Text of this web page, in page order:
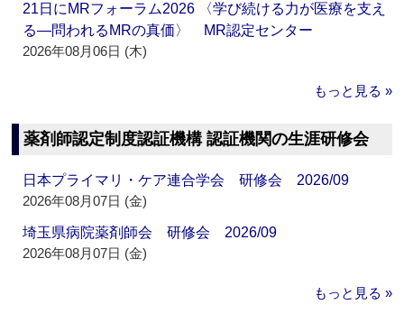
21日にMRフォーラム2026 〈学び続ける力が医療を支え
る―問われるMRの真価〉 MR認定センター
2026年08月06日 (木)
もっと見る »
薬剤師認定制度認証機構 認証機関の生涯研修会
日本プライマリ・ケア連合学会 研修会 2026/09
2026年08月07日 (金)
埼玉県病院薬剤師会 研修会 2026/09
2026年08月07日 (金)
もっと見る »